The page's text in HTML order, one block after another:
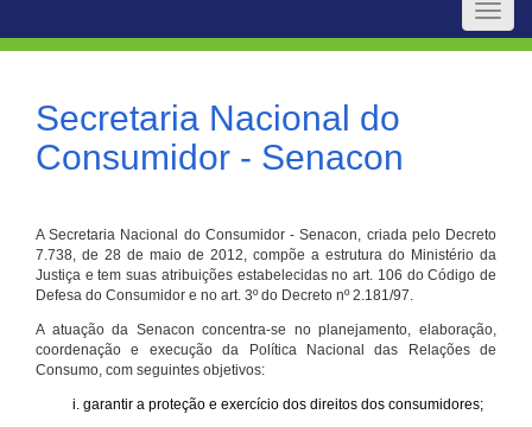
Toggle
Secretaria Nacional do
Consumidor - Senacon
A Secretaria Nacional do Consumidor - Senacon, criada pelo Decreto
7.738, de 28 de maio de 2012, compõe a estrutura do Ministério da
Justiça e tem suas atribuições estabelecidas no art. 106 do Código de
Defesa do Consumidor e no art. 3º do Decreto nº 2.181/97.
A atuação da Senacon concentra-se no planejamento, elaboração,
coordenação e execução da Política Nacional das Relações de
Consumo, com seguintes objetivos:
garantir a proteção e exercício dos direitos dos consumidores;